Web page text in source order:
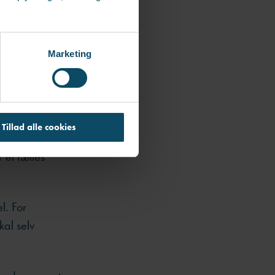
Marketing
Tillad alle cookies
bruge
at sikre
et fælles
For
selv